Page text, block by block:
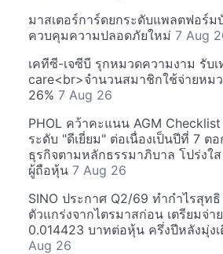
มาสเตอร์การ์ดยกระดับแพลตฟอร์ม
ควบคุมความปลอดภัยใหม่ 7 Aug
เคทีซี-เจซีบี รุกหมวดความงาม รับ
care<br>จำนวนสมาชิกใช้จ่ายหมว
26% 7 Aug 26
PHOL คว้าคะแนน AGM
ระดับ "ดีเยี่ยม" ต่อเนื่องเป็นปีที่ 7 ต
ธุรกิจตามหลักธรรมาภิบาล โปร่งใ
ผู้ถือหุ้น 7 Aug 26
SINO ประกาศ Q2/69 ทำกำไรสุท
ตัวแกร่งจากไตรมาสก่อน เตรียมจ่า
0.014423 บาทต่อหุ้น ครึ่งปีหลังมุ่งเ
Aug 26